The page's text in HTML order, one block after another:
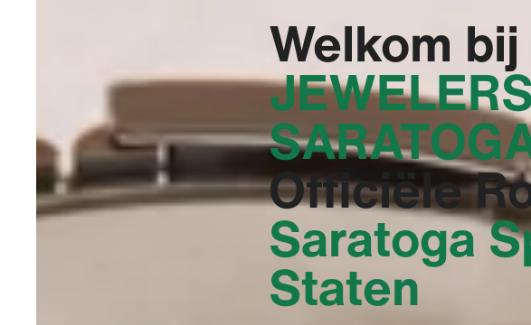
Welkom bij
JEWELERS
Officiële
Saratoga
Staten